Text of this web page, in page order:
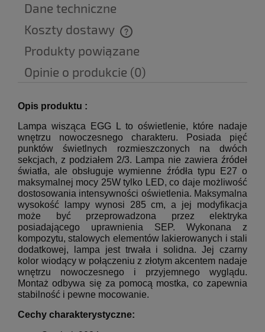
Dane techniczne
Koszty dostawy
Cena nie zawiera ewentualnych kosztów płatności
Produkty powiązane
Opinie o produkcie (0)
Opis produktu :
Lampa wisząca EGG L to oświetlenie, które nadaje
wnętrzu nowoczesnego charakteru. Posiada pięć
punktów świetlnych rozmieszczonych na dwóch
sekcjach, z podziałem 2/3. Lampa nie zawiera źródeł
światła, ale obsługuje wymienne źródła typu E27 o
maksymalnej mocy 25W tylko LED, co daje możliwość
dostosowania intensywności oświetlenia. Maksymalna
wysokość lampy wynosi 285 cm, a jej modyfikacja
może być przeprowadzona przez elektryka
posiadającego uprawnienia SEP. Wykonana z
kompozytu, stalowych elementów lakierowanych i stali
dodatkowej, lampa jest trwała i solidna. Jej czarny
kolor wiodący w połączeniu z złotym akcentem nadaje
wnętrzu nowoczesnego i przyjemnego wyglądu.
Montaż odbywa się za pomocą mostka, co zapewnia
stabilność i pewne mocowanie.
Cechy charakterystyczne: